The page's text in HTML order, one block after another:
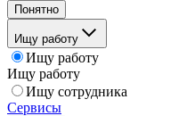
Понятно
Ищу работу
Ищу работу
Ищу работу
Ищу сотрудника
Сервисы